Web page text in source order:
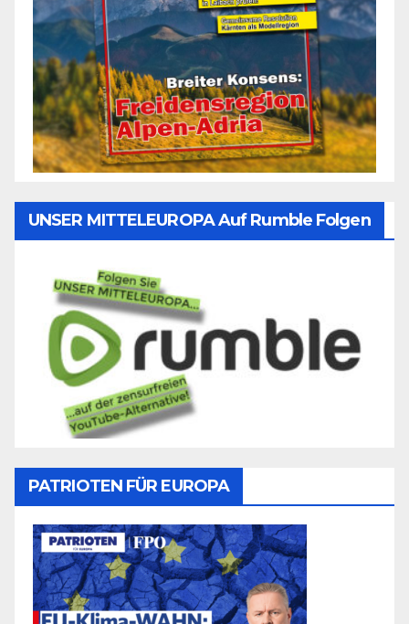
UNSER MITTELEUROPA Auf Rumble Folgen
PATRIOTEN FÜR EUROPA